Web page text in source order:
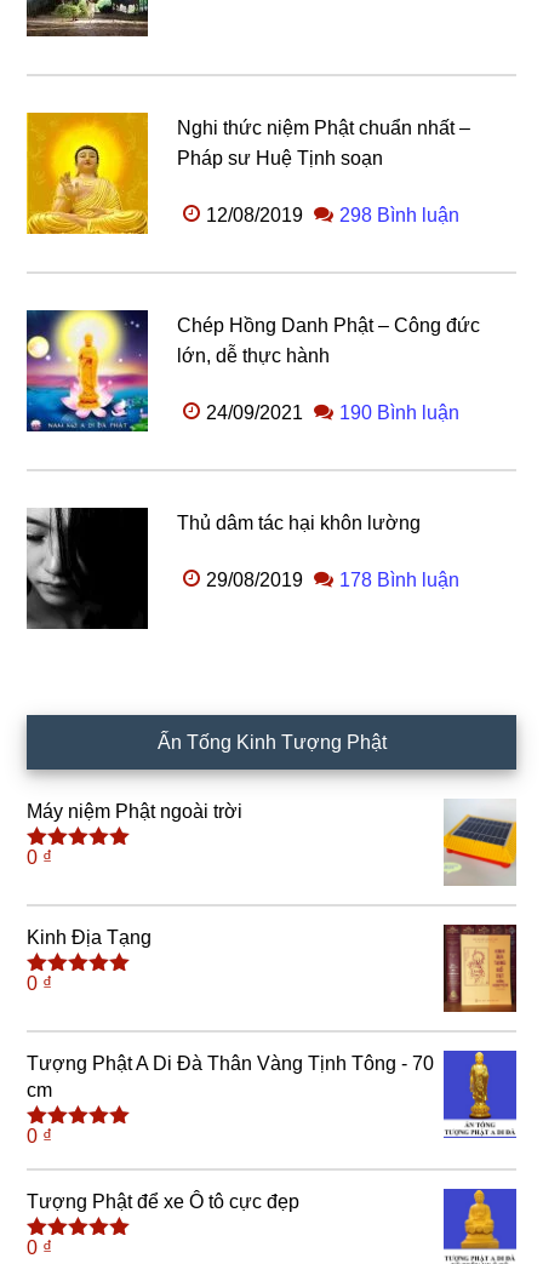
Nghi thức niệm Phật chuẩn nhất –
Pháp sư Huệ Tịnh soạn
12/08/2019 298 Bình luận
Chép Hồng Danh Phật – Công đức
lớn, dễ thực hành
24/09/2021 190 Bình luận
Thủ dâm tác hại khôn lường
29/08/2019 178 Bình luận
Ấn Tống Kinh Tượng Phật
Máy niệm Phật ngoài trời
Được xếp
sao
0 ₫
Kinh Địa Tạng
Được xếp
sao
0 ₫
Tượng Phật A Di Đà Thân Vàng Tịnh Tông - 70
cm
Được xếp
0 ₫
Tượng Phật để xe Ô tô cực đẹp
Được xếp
0 ₫